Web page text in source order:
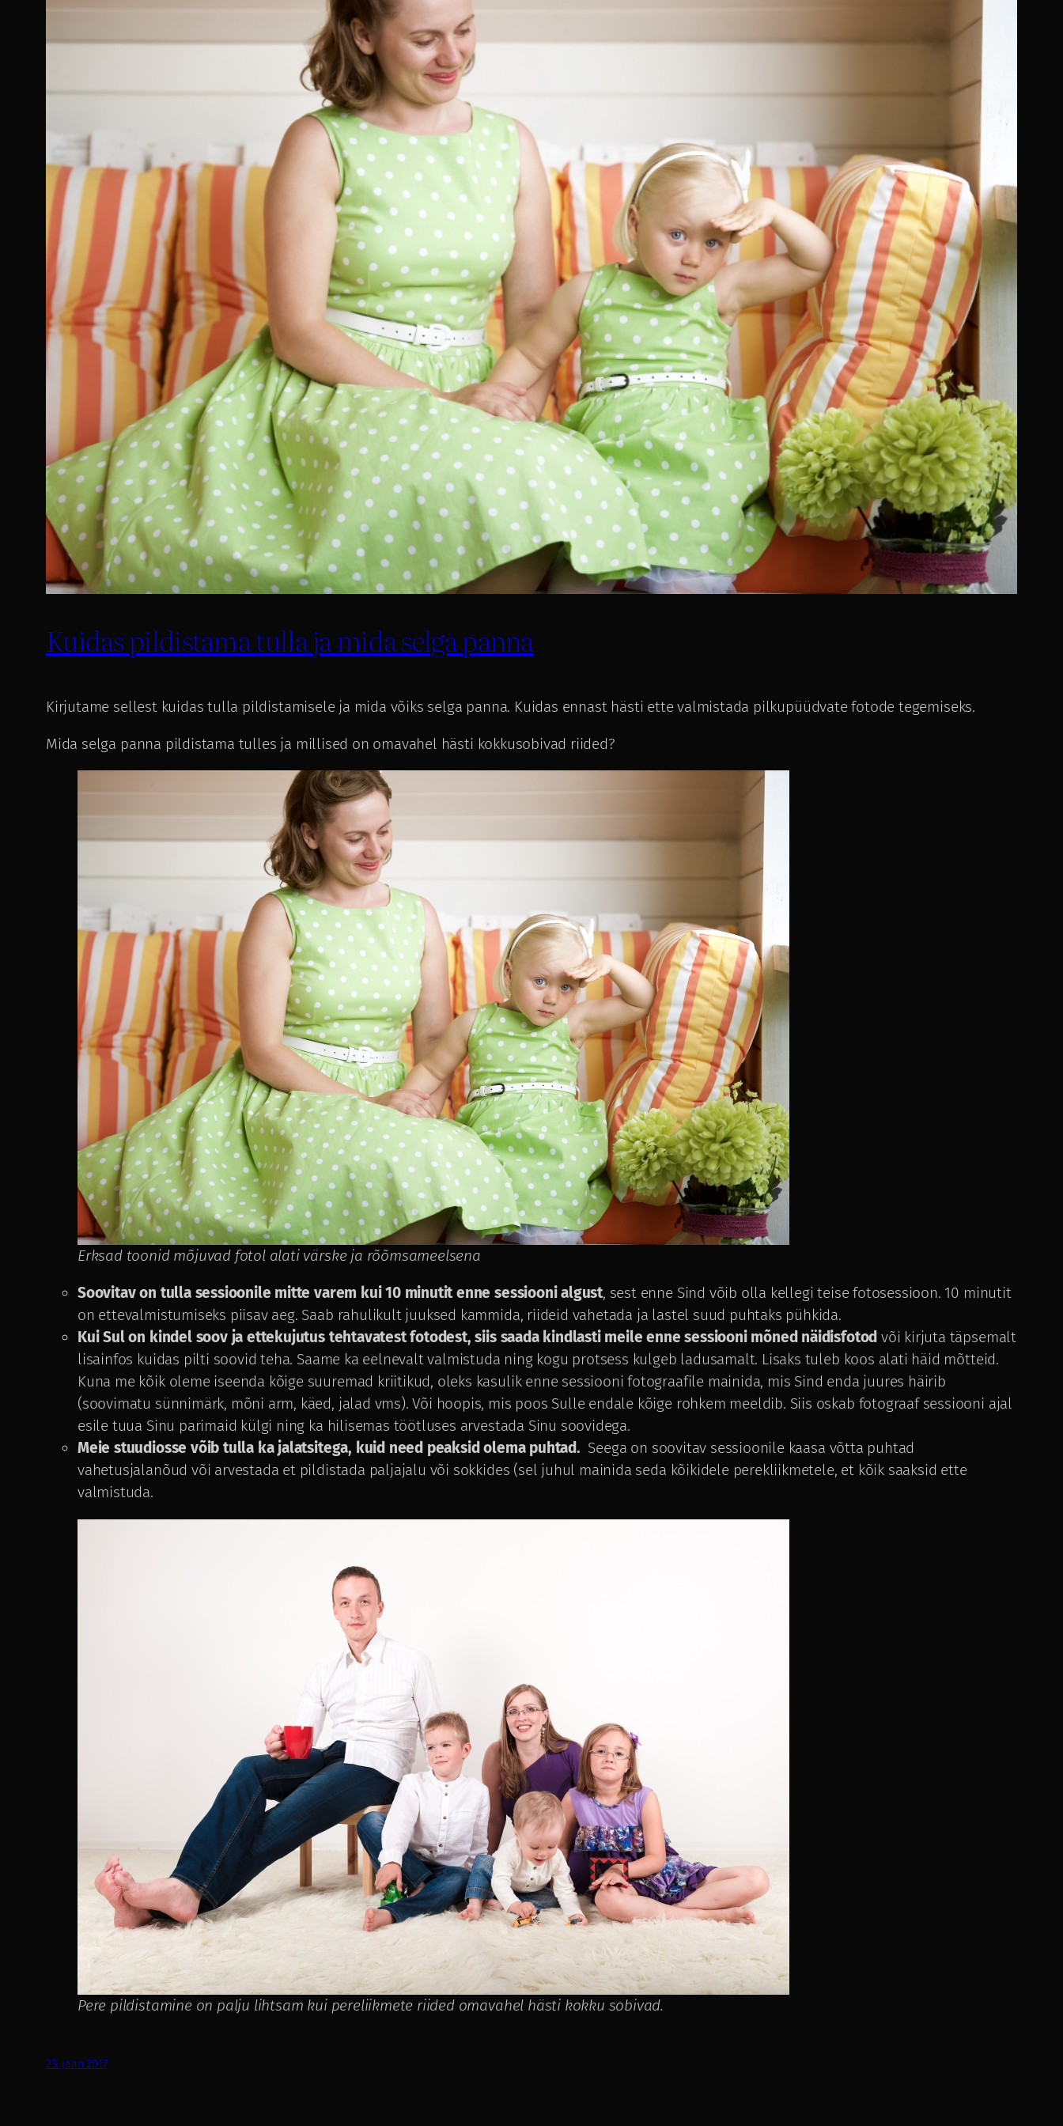
Kuidas pildistama tulla ja mida selga panna
Kirjutame sellest kuidas tulla pildistamisele ja mida võiks selga panna. Kuidas ennast hästi ette valmistada pilkupüüdvate fotode tegemiseks.
Mida selga panna pildistama tulles ja millised on omavahel hästi kokkusobivad riided?
Erksad toonid mõjuvad fotol alati värske ja rõõmsameelsena
Soovitav on tulla sessioonile mitte varem kui 10 minutit enne sessiooni algust, sest enne Sind võib olla kellegi teise fotosessioon. 10 minutit
on ettevalmistumiseks piisav aeg. Saab rahulikult juuksed kammida, riideid vahetada ja lastel suud puhtaks pühkida.
Kui Sul on kindel soov ja ettekujutus tehtavatest fotodest, siis saada kindlasti meile enne sessiooni mõned näidisfotod või kirjuta täpsemalt
lisainfos kuidas pilti soovid teha. Saame ka eelnevalt valmistuda ning kogu protsess kulgeb ladusamalt. Lisaks tuleb koos alati häid mõtteid.
Kuna me kõik oleme iseenda kõige suuremad kriitikud, oleks kasulik enne sessiooni fotograafile mainida, mis Sind enda juures häirib
(soovimatu sünnimärk, mõni arm, käed, jalad vms). Või hoopis, mis poos Sulle endale kõige rohkem meeldib. Siis oskab fotograaf sessiooni ajal
esile tuua Sinu parimaid külgi ning ka hilisemas töötluses arvestada Sinu soovidega.
Meie stuudiosse võib tulla ka jalatsitega, kuid need peaksid olema puhtad. Seega on soovitav sessioonile kaasa võtta puhtad
vahetusjalanõud või arvestada et pildistada paljajalu või sokkides (sel juhul mainida seda kõikidele perekliikmetele, et kõik saaksid ette
valmistuda.
Pere pildistamine on palju lihtsam kui pereliikmete riided omavahel hästi kokku sobivad.
23. jaan 2017